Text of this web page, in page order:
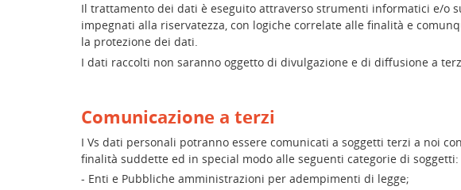
Il trattamento dei dati è eseguito attraverso strumenti informatici e/o
impegnati alla riservatezza, con logiche correlate alle finalità e
la protezione dei dati.
I dati raccolti non saranno oggetto di divulgazione e di diffusione a
Comunicazione a terzi
I Vs dati personali potranno essere comunicati a soggetti terzi a noi
finalità suddette ed in special modo alle seguenti categorie di soggetti:
- Enti e Pubbliche amministrazioni per adempimenti di legge;